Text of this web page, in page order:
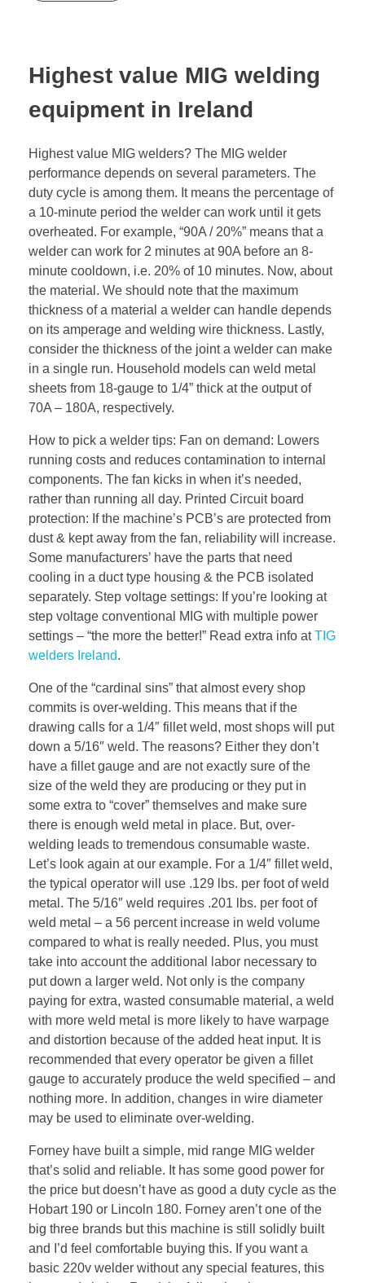
Highest value MIG welding
equipment in Ireland
Highest value MIG welders? The MIG welder
performance depends on several parameters. The
duty cycle is among them. It means the percentage of
a 10-minute period the welder can work until it gets
overheated. For example, “90A / 20%” means that a
welder can work for 2 minutes at 90A before an 8-
minute cooldown, i.e. 20% of 10 minutes. Now, about
the material. We should note that the maximum
thickness of a material a welder can handle depends
on its amperage and welding wire thickness. Lastly,
consider the thickness of the joint a welder can make
in a single run. Household models can weld metal
sheets from 18-gauge to 1/4” thick at the output of
70A – 180A, respectively.
How to pick a welder tips: Fan on demand: Lowers
running costs and reduces contamination to internal
components. The fan kicks in when it’s needed,
rather than running all day. Printed Circuit board
protection: If the machine’s PCB’s are protected from
dust & kept away from the fan, reliability will increase.
Some manufacturers’ have the parts that need
cooling in a duct type housing & the PCB isolated
separately. Step voltage settings: If you’re looking at
step voltage conventional MIG with multiple power
settings – “the more the better!” Read extra info atTIG
welders Ireland.
One of the “cardinal sins” that almost every shop
commits is over-welding. This means that if the
drawing calls for a 1/4″ fillet weld, most shops will put
down a 5/16″ weld. The reasons? Either they don’t
have a fillet gauge and are not exactly sure of the
size of the weld they are producing or they put in
some extra to “cover” themselves and make sure
there is enough weld metal in place. But, over-
welding leads to tremendous consumable waste.
Let’s look again at our example. For a 1/4″ fillet weld,
the typical operator will use .129 lbs. per foot of weld
metal. The 5/16″ weld requires .201 lbs. per foot of
weld metal – a 56 percent increase in weld volume
compared to what is really needed. Plus, you must
take into account the additional labor necessary to
put down a larger weld. Not only is the company
paying for extra, wasted consumable material, a weld
with more weld metal is more likely to have warpage
and distortion because of the added heat input. It is
recommended that every operator be given a fillet
gauge to accurately produce the weld specified – and
nothing more. In addition, changes in wire diameter
may be used to eliminate over-welding.
Forney have built a simple, mid range MIG welder
that’s solid and reliable. It has some good power for
the price but doesn’t have as good a duty cycle as the
Hobart 190 or Lincoln 180. Forney aren’t one of the
big three brands but this machine is still solidly built
and I’d feel comfortable buying this. If you want a
basic 220v welder without any special features, this